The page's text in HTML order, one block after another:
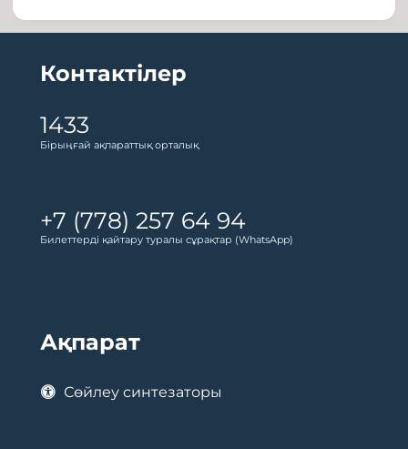
Контактілер
1433
Бірыңғай ақпараттық орталық
+7 (778) 257 64 94
Билеттерді қайтару туралы сұрақтар (WhatsApp)
Ақпарат
Сөйлеу синтезаторы